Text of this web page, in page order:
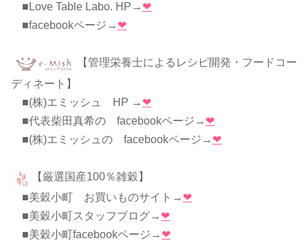
■Love Table Labo. HP→ ❤
■facebookページ→ ❤
【管理栄養士によるレシピ開発・フードコー
ディネート】
■(株)エミッシュ HP → ❤
■代表柴田真希の facebookページ→ ❤
■(株)エミッシュの facebookページ→ ❤
【厳選国産100％雑穀】
■美穀小町 お買いものサイト→ ❤
■美穀小町スタッフブログ→ ❤
■美穀小町facebookページ→ ❤